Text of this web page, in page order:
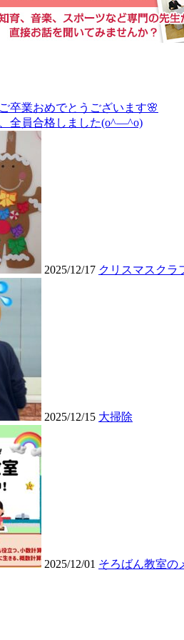
卒業おめでとうございます🌸
全員合格しました(o^―^o)
2025/12/17 クリスマスクラ
2025/12/15 大掃除
2025/12/01 そろばん教室の